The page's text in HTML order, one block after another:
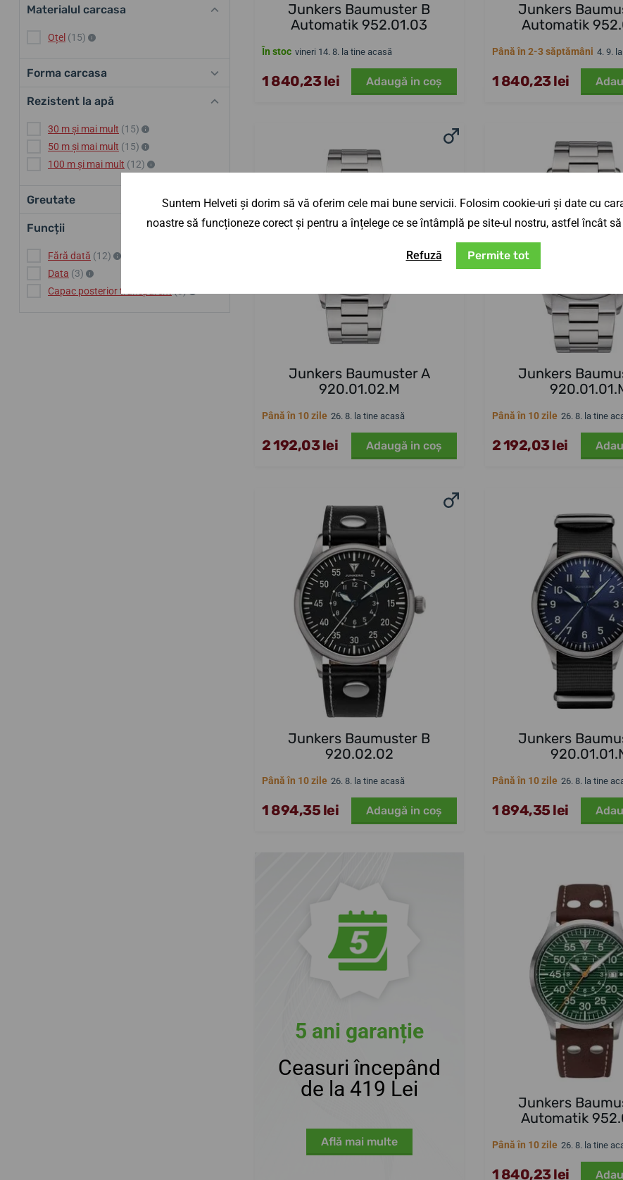
Materialul carcasa
Oțel (15)
Forma carcasa
Rezistent la apă
30 m și mai mult (15)
50 m și mai mult (15)
100 m și mai mult (12)
Greutate
Funcții
Fără dată (12)
Data (3)
Capac posterior transparent
Junkers Baumuster B
Automatik 952.01.03
În stoc vineri 14. 8. la tine acasă
1 840,23 lei Adaugă in coş
Junkers
Automatik
Până în 2-3 săptămâni 4. 9.
1 840,23 lei
Junkers Baumuster A
920.01.02.M
Până în 10 zile 26. 8. la tine acasă
2 192,03 lei Adaugă in coş
Junkers
Până în 10 zile 26. 8. la tine
2 192,03 lei
Junkers Baumuster B
920.02.02
Până în 10 zile 26. 8. la tine acasă
1 894,35 lei Adaugă in coş
Junkers
Până în 10 zile 26. 8. la tine
1 894,35 lei
5 ani garanție
Ceasuri începând
de la 419 Lei
Află mai multe
Junkers
Automatik
Până în 10 zile 26. 8. la tine
1 840,23 lei
Suntem Helveti și dorim să vă oferim cele mai bune servicii. Folosim cookie-uri și date cu
noastre să funcționeze corect și pentru a înțelege ce se întâmplă pe site-ul nostru, astfel încât
Refuză Permite tot